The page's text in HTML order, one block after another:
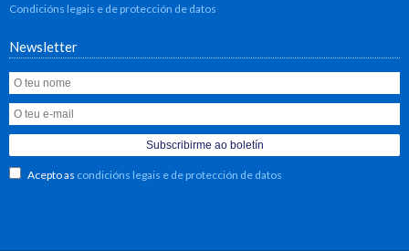
Condicións legais e de protección de datos
Newsletter
Acepto as condicións legais e de protección de datos